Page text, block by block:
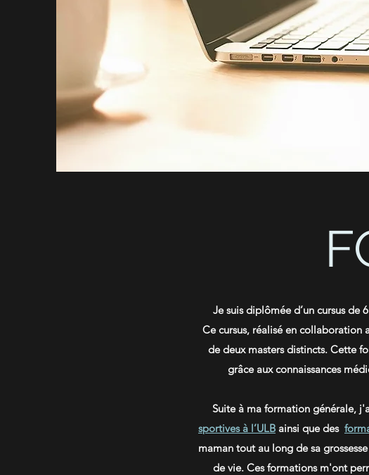
Je suis diplômée d’un cursus de
Ce cursus, réalisé en collaboration
de deux masters distincts. Cette
grâce aux connaissances
Suite à ma formation générale,
sportives à l’ULB ainsi que des
maman tout au long de sa
de vie. Ces formations m'ont